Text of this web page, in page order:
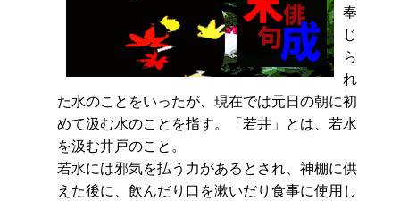
奉
じ
ら
れ
た水のことをいったが、現在では元日の朝に初
めて汲む水のことを指す。「若井」とは、若水
を汲む井戸のこと。
若水には邪気を払う力があるとされ、神棚に供
えた後に、飲んだり口を漱いだり食事に使用し